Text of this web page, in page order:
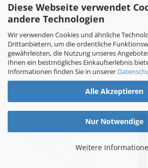
Diese Webseite verwendet
andere Technologien
Wir verwenden Cookies und ähnliche
Drittanbietern, um die ordentliche
gewährleisten, die Nutzung unseres
Ihnen ein bestmögliches Einkaufserlebnis
Informationen finden Sie in unserer
Alle Akzeptieren
Nur Notwendige
Weitere
Bootsseil Geflochten
Weiß 4 mmx50 m
Polyester
25.95 CHF